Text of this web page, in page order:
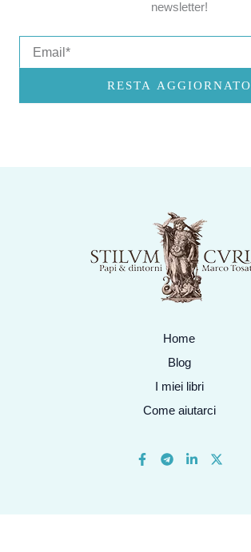
newsletter!
RESTA AGGIORNATO
Home
Blog
I miei libri
Come aiutarci